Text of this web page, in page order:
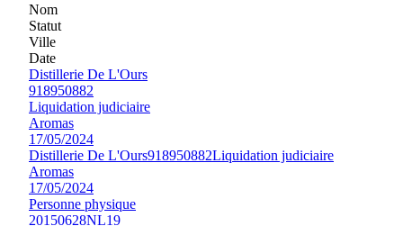
Nom
Statut
Ville
Date
Distillerie De L'Ours
918950882
Liquidation judiciaire
Aromas
17/05/2024
Distillerie De L'Ours918950882Liquidation judiciaire
Aromas
17/05/2024
Personne physique
20150628NL19